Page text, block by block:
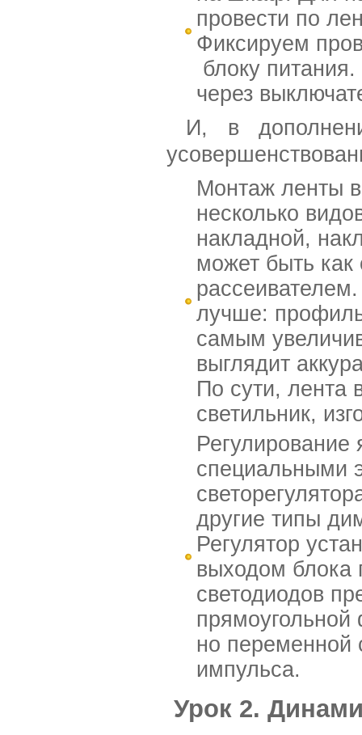
провести по
Фиксируем
блоку
через
И, в
Монтаж ленты
несколько
накладной,
может быть
лучше:
самым
выглядит
По сути, лента
светильник,
специальными
другие типы
Регулятор
выходом блока
светодиодов
но переменной
импульса.
Урок 2.